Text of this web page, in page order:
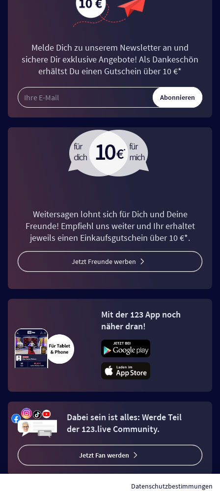
Melde Dich zu unserem Newsletter an und
sichere Dir exklusive Angebote! Als Dankeschön
erhältst Du einen Gutschein über 10 €*
Abonnieren
Weitersagen lohnt sich für Dich und Deine
Freunde! Empfiehl uns weiter und Ihr erhaltet
jeweils einen Einkaufsgutschein über 10 €*.
Jetzt Freunde werben
Mit der 123 App noch
näher dran!
Dabei sein ist alles: Werde Teil
der 123.live Community.
Jetzt Fan werden
Datenschutzbestimmungen